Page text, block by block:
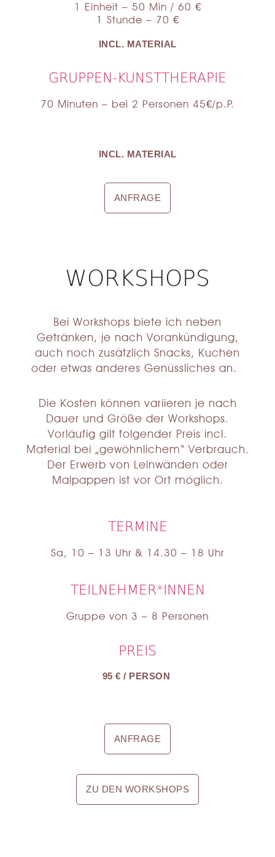
1 Einheit – 50 Min / 60 €
1 Stunde – 70 €
INCL. MATERIAL
GRUPPEN-KUNSTTHERAPIE
70 Minuten – bei 2 Personen 45€/p.P.
INCL. MATERIAL
ANFRAGE
WORKSHOPS
Bei Workshops biete ich neben
Getränken, je nach Vorankündigung,
auch noch zusätzlich Snacks, Kuchen
oder etwas anderes Genüssliches an.
Die Kosten können variieren je nach
Dauer und Größe der Workshops.
Vorläufig gilt folgender Preis incl.
Material bei „gewöhnlichem“ Verbrauch.
Der Erwerb von Leinwänden oder
Malpappen ist vor Ort möglich.
TERMINE
Sa, 10 – 13 Uhr & 14.30 – 18 Uhr
TEILNEHMER*INNEN
Gruppe von 3 – 8 Personen
PREIS
95 € / PERSON
ANFRAGE
ZU DEN WORKSHOPS